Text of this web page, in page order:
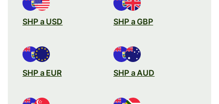
SHP a USD SHP a GBP
SHP a EUR SHP a AUD